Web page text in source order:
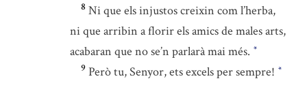
8 Ni que els injustos creixin com l’herba,
ni que arribin a florir els amics de males arts,
acabaran que no se’n parlarà mai més. *
9 Però tu, Senyor, ets excels per sempre! *